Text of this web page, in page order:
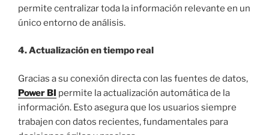
permite centralizar toda la información relevante en un
único entorno de análisis.
4. Actualización en tiempo real
Gracias a su conexión directa con las fuentes de datos,
Power BI permite la actualización automática de la
información. Esto asegura que los usuarios siempre
trabajen con datos recientes, fundamentales para